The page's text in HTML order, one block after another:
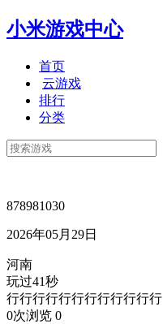
小米游戏中心
首页
云游戏
排行
分类
878981030
2026年05月29日
河南
玩过41秒
行行行行行行行行行行行行
0次浏览 0